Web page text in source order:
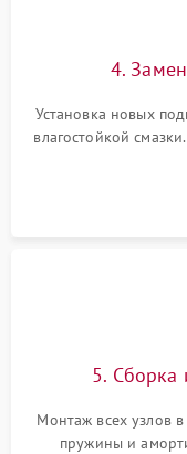
4.
Установка новых
влагостойкой
или
5. Сборка
Монтаж всех узлов
пружины и